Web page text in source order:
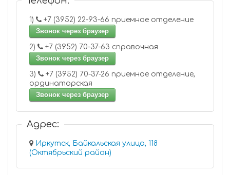
1)
+7 (3952) 22-93-66 приемное отделение
Звонок через браузер
2)
+7 (3952) 70-37-63 справочная
Звонок через браузер
3)
ординаторская
Звонок через браузер
Адрес:
Иркутск, Байкальская улица, 118
(Октябрьский район)